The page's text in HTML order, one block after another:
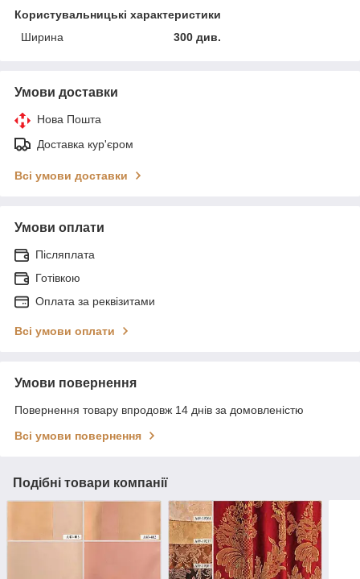
Користувальницькі характеристики
Ширина
300 див.
Умови доставки
Нова Пошта
Доставка кур'єром
Всі умови доставки
Умови оплати
Післяплата
Готівкою
Оплата за реквізитами
Всі умови оплати
Умови повернення
Повернення товару впродовж 14 днів за домовленістю
Всі умови повернення
Подібні товари компанії